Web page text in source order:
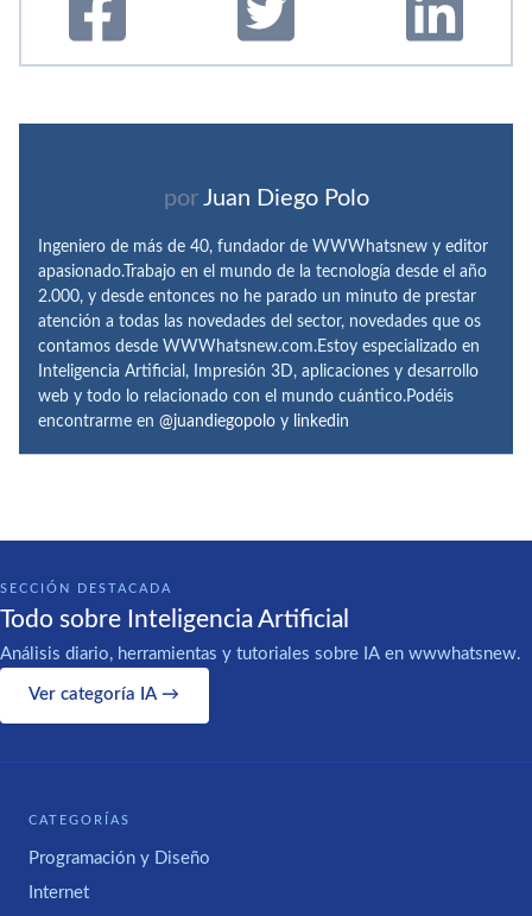
por Juan Diego Polo
Ingeniero de más de 40, fundador de WWWhatsnew y editor
apasionado.Trabajo en el mundo de la tecnología desde el año
2.000, y desde entonces no he parado un minuto de prestar
atención a todas las novedades del sector, novedades que os
contamos desde WWWhatsnew.com.Estoy especializado en
Inteligencia Artificial, Impresión 3D, aplicaciones y desarrollo
web y todo lo relacionado con el mundo cuántico.Podéis
encontrarme en @juandiegopolo y linkedin
SECCIÓN DESTACADA
Todo sobre Inteligencia Artificial
Análisis diario, herramientas y tutoriales sobre IA en wwwhatsnew.
Ver categoría IA →
CATEGORÍAS
Programación y Diseño
Internet